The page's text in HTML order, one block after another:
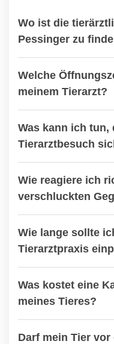
Wo ist die
Pessinger zu
Welche
meinem Tierarzt?
Was kann ich tun,
Tierarztbesuch
Wie reagiere ich
verschluckten
Wie lange sollte
Tierarztpraxis
Was kostet eine
meines Tieres?
Darf mein Tier